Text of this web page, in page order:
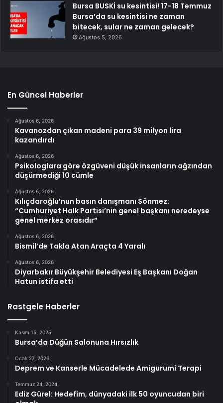
Bursa BUSKİ su kesintisi! 17-18 Temmuz
Bursa’da su kesintisi ne zaman
bitecek, sular ne zaman gelecek?
Ağustos 5, 2026
En Güncel Haberler
Ağustos 6, 2026
Kavanozdan çıkan madeni para 39 milyon lira
kazandırdı
Ağustos 6, 2026
Psikologlara göre özgüveni düşük insanların ağzından
düşürmediği 10 cümle
Ağustos 6, 2026
Kılıçdaroğlu’nun basın danışmanı Sönmez:
“Cumhuriyet Halk Partisi’nin genel başkanı neredeyse
genel merkez orasıdır”
Ağustos 6, 2026
Bismil’de Takla Atan Araçta 4 Yaralı
Ağustos 6, 2026
Diyarbakır Büyükşehir Belediyesi Eş Başkanı Doğan
Hatun istifa etti
Rastgele Haberler
Kasım 15, 2025
Bursa’da Düğün Salonuna Hırsızlık
Ocak 27, 2026
Deprem ve Kanserle Mücadelede Amigurumi Terapi
Temmuz 24, 2024
Ediz Gürel: Hedefim, dünyadaki ilk 50 oyuncudan biri